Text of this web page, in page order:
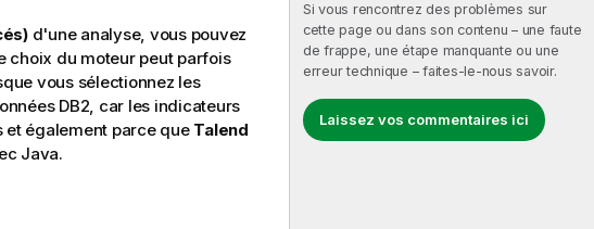
Si vous rencontrez des problèmes sur
cette page ou dans son contenu – une faute
de frappe, une étape manquante ou une
erreur technique – faites-le-nous savoir.
Laissez vos commentaires ici
d'une analyse, vous pouvez
choix du moteur peut parfois
vous sélectionnez les
DB2, car les indicateurs
et également parce que Talend
Java.